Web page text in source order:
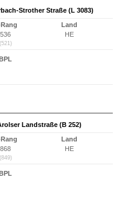
Strother Straße (L 3083)
Rang
536
(521)
Land
HE
Landstraße (B 252)
Rang
868
(849)
Land
HE